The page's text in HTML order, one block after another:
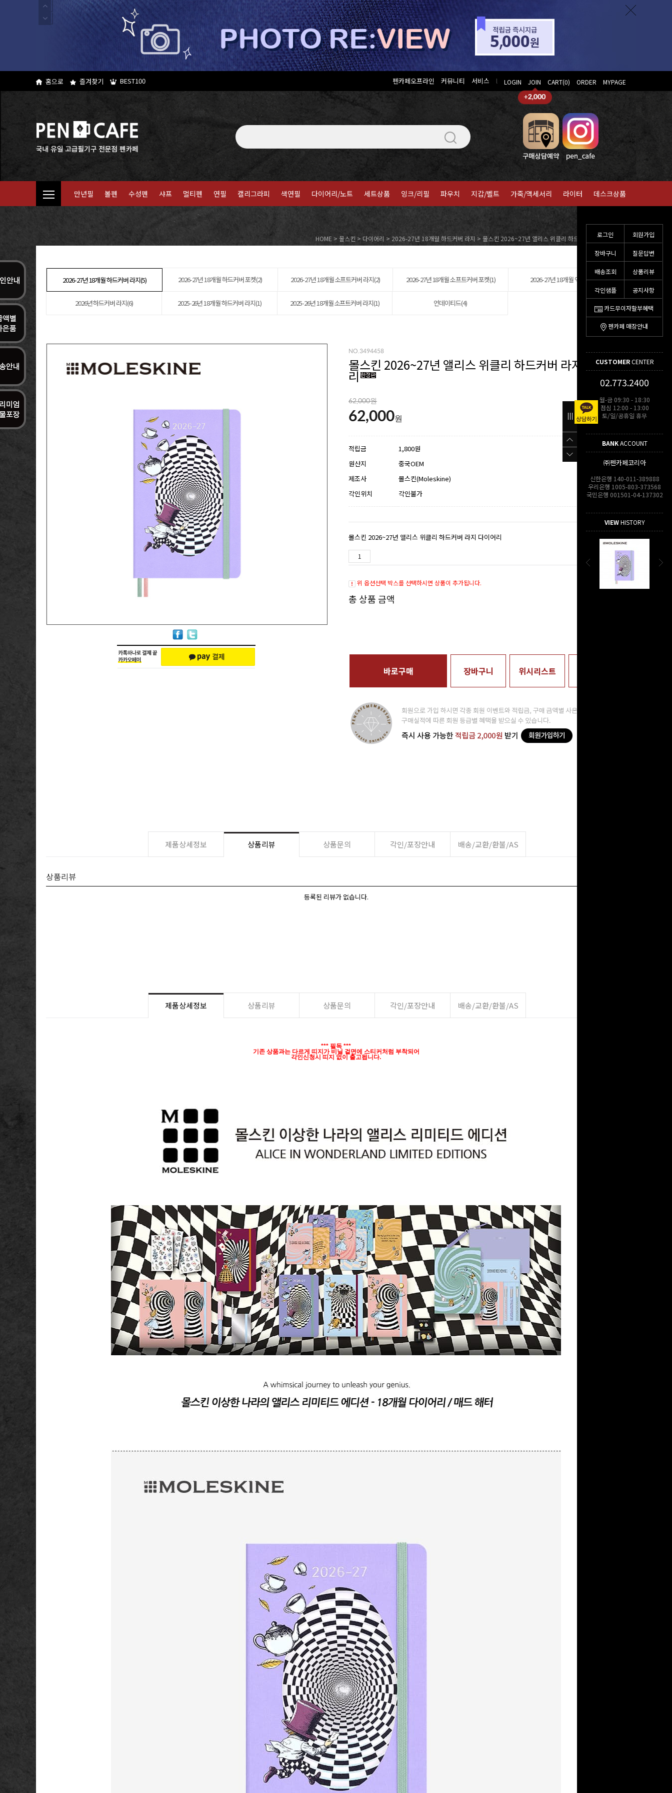
로그인 회원가입
장바구니 질문답변
배송조회 상품리뷰
각인샘플 공지사항
카드무이자할부혜택
펜카페 매장안내
CUSTOMERCENTER
02.773.2400
월-금 09:30 - 18:30
점심 12:00 - 13:00
토/일/공휴일 휴무
BANKACCOUNT
㈜펜카페코리아
신한은행 140-011-389888
우리은행 1005-803-373568
국민은행 001501-04-137302
VIEWHISTORY
홈으로 즐겨찾기 BEST100 펜카페오프라인 커뮤니티 서비스 l LOGIN JOIN CART(0) ORDER MYPAGE
만년필 볼펜 수성펜 샤프 멀티펜 연필 캘리그라피 색연필 다이어리/노트 세트상품 잉크/리필 파우치 지갑/벨트 가죽/액세서리 라이터 데스크상품
HOME > 몰스킨 > 다이어리 > 2026-27년 18개월 하드커버 라지 > 몰스킨 2026~27년 앨리스 위클리 하드커버 라지 다이어리
2026-27년 18개월 하드커버 라지(5) 2026-27년 18개월 하드커버 포켓(2) 2026-27년 18개월 소프트커버 라지(2) 2026-27년 18개월 소프트커버 포켓(1) 2026-27년 18개월 엑스라지(2)
2026년 하드커버 라지(6) 2025-26년 18개월 하드커버 라지(1) 2025-26년 18개월 소프트커버 라지(1) 언데이티드(4)
NO.3494458
몰스킨 2026~27년 앨리스 위클리 하드커버 라지 다이어
리
62,000원
62,000원
적립금
1,800원
원산지
중국OEM
제조사
몰스킨(Moleskine)
각인위치
각인불가
몰스킨 2026~27년 앨리스 위클리 하드커버 라지 다이어리
62,000원
위 옵션선택 박스를 선택하시면 상품이 추가됩니다.
총 상품 금액
바로구매 장바구니 위시리스트
제품상세정보 상품리뷰 상품문의 각인/포장안내 배송/교환/환불/AS
상품리뷰
등록된 리뷰가 없습니다.
제품상세정보 상품리뷰 상품문의 각인/포장안내 배송/교환/환불/AS
*** 필독 ***
기존 상품과는 다르게 띠지가 비닐 겉면에 스티커처럼 부착되어
각인신청시 띠지 없이 출고됩니다.